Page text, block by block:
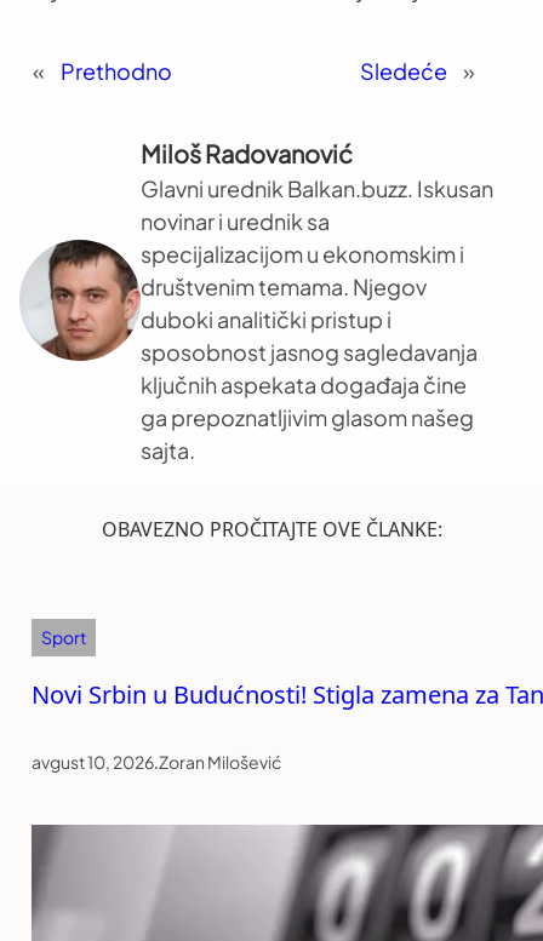
« Prethodno Sledeće »
Miloš Radovanović
Glavni urednik Balkan.buzz. Iskusan
novinar i urednik sa
specijalizacijom u ekonomskim i
društvenim temama. Njegov
duboki analitički pristup i
sposobnost jasnog sagledavanja
ključnih aspekata događaja čine
ga prepoznatljivim glasom našeg
sajta.
OBAVEZNO PROČITAJTE OVE ČLANKE:
Sport
Novi Srbin u Budućnosti! Stigla zamena za
avgust 10, 2026.Zoran Milošević